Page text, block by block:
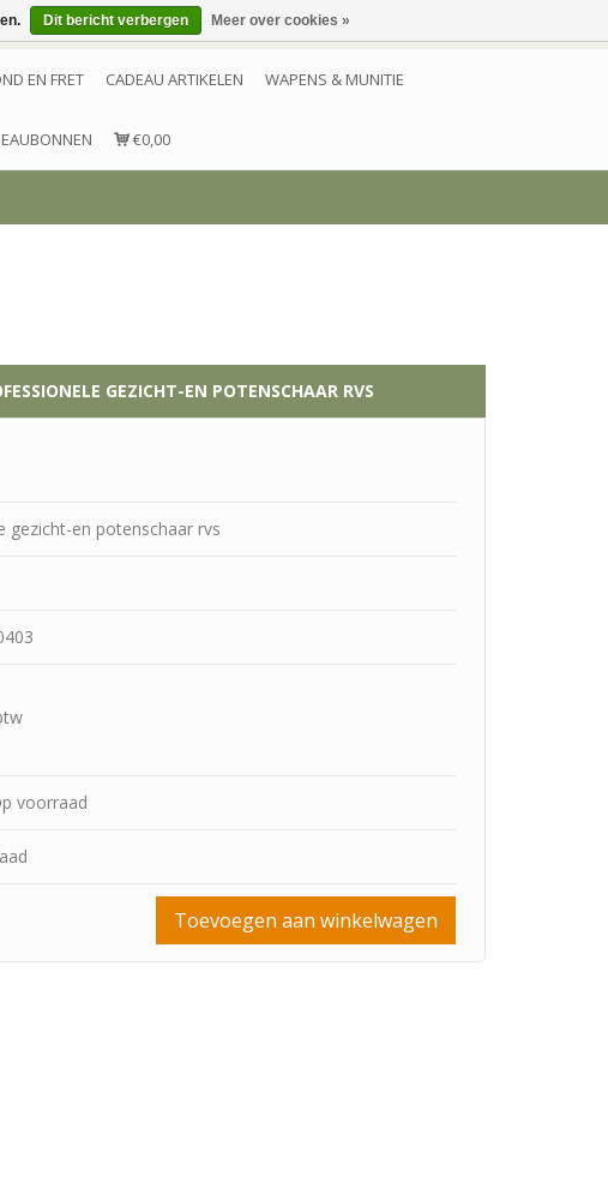
Inloggen Account aanmaken
EN FRET CADEAU ARTIKELEN WAPENS & MUNITIE
€0,00
GEZICHT-EN POTENSCHAAR RVS
gezicht-en potenschaar rvs
voorraad
Toevoegen aan winkelwagen
Dit bericht verbergen Meer over cookies »